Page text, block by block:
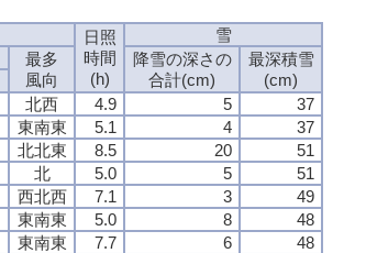
日照
時間
(h)
雪
最多
風向
降雪の深さの
合計(cm)
最深積雪
(cm)
北西 4.9 5
37
東南東 5.1 4
37
北北東 8.5 20
51
北 5.0 5
51
西北西 7.1 3
49
東南東 5.0 8
48
東南東 7.7 6
48